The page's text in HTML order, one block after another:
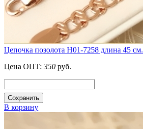
Цепочка позолота Н01-7258 длина 45 см.
Цена ОПТ: 350 руб.
Сохранить
В корзину